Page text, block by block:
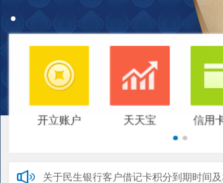
开立账户 天天宝 信用
关于民生银行客户借记卡积分到期时间